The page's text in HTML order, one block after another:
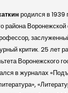
родился в 1939
района
критик. 25 лет
Воронеж­ского
в журналах